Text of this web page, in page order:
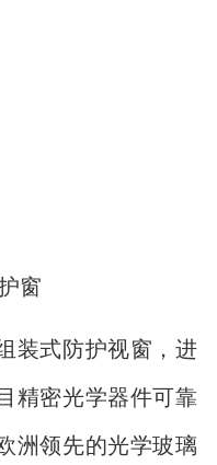
窗
装式防护视窗，进
精密光学器件可靠
洲领先的光学玻璃